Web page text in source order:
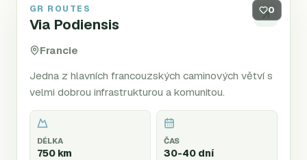
GR65 0
GR ROUTES
Via Podiensis
Francie
Jedna z hlavních francouzských caminových větví s
velmi dobrou infrastrukturou a komunitou.
DÉLKA
750 km
ČAS
30-40 dní